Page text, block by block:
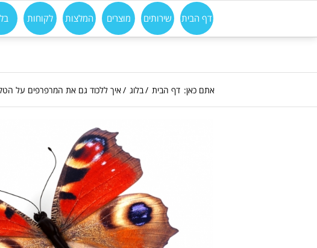
דף הבית שירותים מוצרים המלצות לקוחות
אתם כאן: דף הבית /בלוג /איך ללכוד גם את המרפרפים על